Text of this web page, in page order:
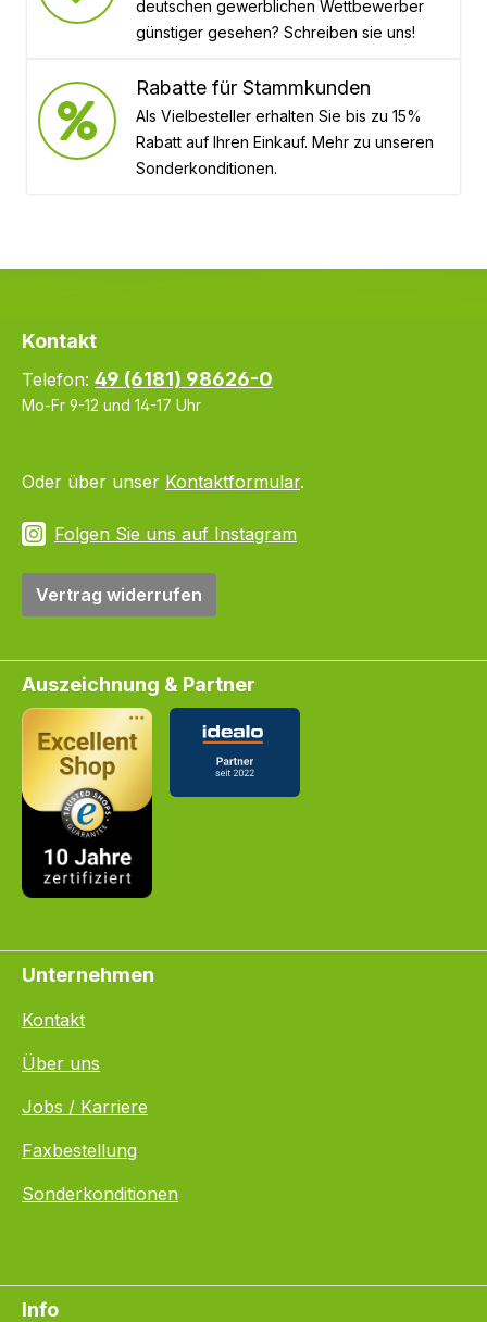
deutschen gewerblichen Wettbewerber
günstiger gesehen? Schreiben sie uns!
Rabatte für Stammkunden
Als Vielbesteller erhalten Sie bis zu 15%
Rabatt auf Ihren Einkauf. Mehr zu unseren
Sonderkonditionen.
Kontakt
Telefon: 49 (6181) 98626-0
Mo-Fr 9-12 und 14-17 Uhr
Oder über unser Kontaktformular.
Folgen Sie uns auf Instagram
Vertrag widerrufen
Auszeichnung & Partner
Unternehmen
Kontakt
Über uns
Jobs / Karriere
Faxbestellung
Sonderkonditionen
Info